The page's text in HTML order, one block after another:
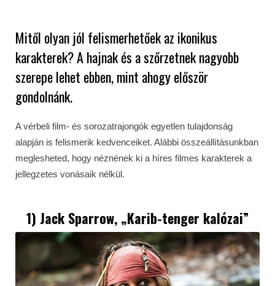
Mitől olyan jól felismerhetőek az ikonikus
karakterek? A hajnak és a szőrzetnek nagyobb
szerepe lehet ebben, mint ahogy először
gondolnánk.
A vérbeli film- és sorozatrajongók egyetlen tulajdonság
alapján is felismerik kedvenceiket. Alábbi összeállításunkban
meglesheted, hogy néznének ki a híres filmes karakterek a
jellegzetes vonásaik nélkül.
1) Jack Sparrow, „Karib-tenger kalózai”